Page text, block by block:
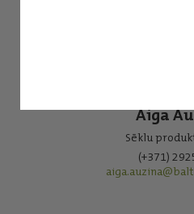
Aiga
Sēklu
(+371)